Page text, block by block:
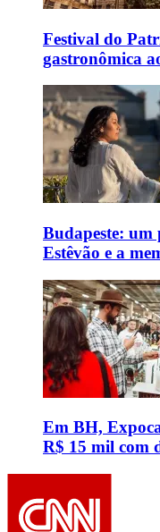
Festival do
gastronômica
Budapeste: um
Estêvão e a
Em BH,
R$ 15 mil com